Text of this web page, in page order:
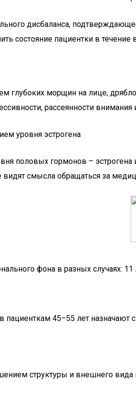
дисбаланса,
состояние пациентки в течение
глубоких морщин на лице,
рассеянности
уровня эстрогена
половых гормонов –
смысла обращаться за
фона в разных случаях:
45–55 лет назначают
структуры и внешнего вида